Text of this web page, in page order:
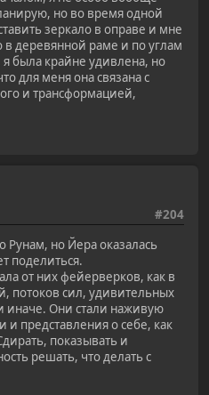
но во время одной
зеркало в оправе и мне
деревянной раме и по углам
была крайне удивлена, но
для меня она связана с
и трансформацией,
#204
Рунам, но Йера оказалась
поделиться.
от них фейерверков, как в
потоков сил, удивительных
Они стали наживую
представления о себе, как
показывать и
решать, что делать с